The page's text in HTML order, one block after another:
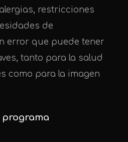
restricciones
de
error que puede tener
tanto para la salud
como para la imagen